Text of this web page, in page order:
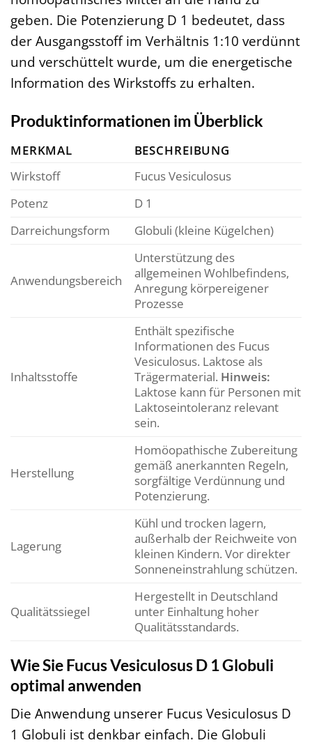
geben. Die Potenzierung D 1 bedeutet, dass
der Ausgangsstoff im Verhältnis 1:10 verdünnt
und verschüttelt wurde, um die energetische
Information des Wirkstoffs zu erhalten.
Produktinformationen im Überblick
MERKMAL
BESCHREIBUNG
Wirkstoff
Fucus Vesiculosus
Potenz
D 1
Darreichungsform
Globuli (kleine Kügelchen)
Anwendungsbereich
Unterstützung des
allgemeinen Wohlbefindens,
Anregung körpereigener
Prozesse
Inhaltsstoffe
Enthält spezifische
Informationen des Fucus
Vesiculosus. Laktose als
Trägermaterial. Hinweis:
Laktose kann für Personen mit
Laktoseintoleranz relevant
sein.
Herstellung
Homöopathische Zubereitung
gemäß anerkannten Regeln,
sorgfältige Verdünnung und
Potenzierung.
Lagerung
Kühl und trocken lagern,
außerhalb der Reichweite von
kleinen Kindern. Vor direkter
Sonneneinstrahlung schützen.
Qualitätssiegel
Hergestellt in Deutschland
unter Einhaltung hoher
Qualitätsstandards.
Wie Sie Fucus Vesiculosus D 1 Globuli
optimal anwenden
Die Anwendung unserer Fucus Vesiculosus D
1 Globuli ist denkbar einfach. Die Globuli